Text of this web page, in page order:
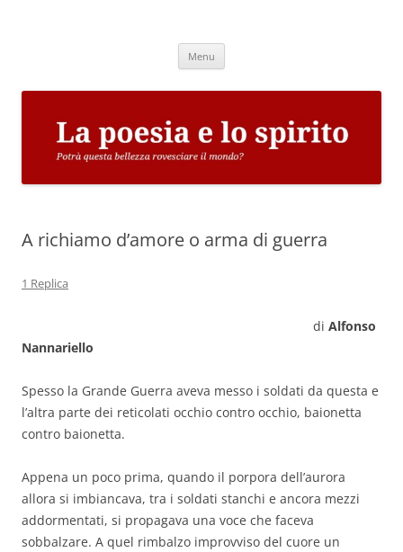
Menu
A richiamo d’amore o arma di guerra
1 Replica
di Alfonso
Nannariello
Spesso la Grande Guerra aveva messo i soldati da questa e
l’altra parte dei reticolati occhio contro occhio, baionetta
contro baionetta.
Appena un poco prima, quando il porpora dell’aurora
allora si imbiancava, tra i soldati stanchi e ancora mezzi
addormentati, si propagava una voce che faceva
sobbalzare. A quel rimbalzo improvviso del cuore un